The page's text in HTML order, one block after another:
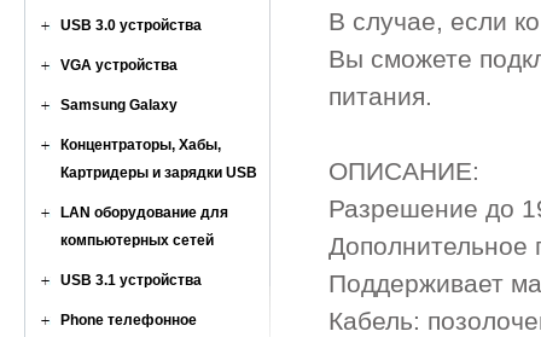
USB 3.0 устройства
VGA устройства
Samsung Galaxy
Концентраторы, Хабы,
Картридеры и зарядки USB
LAN оборудование для
компьютерных сетей
USB 3.1 устройства
Phone телефонное
В случае, если
Вы сможете
питания.
ОПИСАНИЕ:
Разрешение до
Дополнительное
Поддерживает
Кабель: